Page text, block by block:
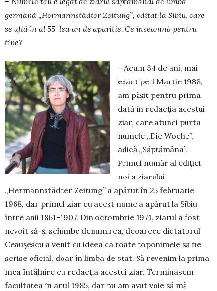
germană „Hermannstädter Zeitung”, editat la Sibiu, care
se află în al 55-lea an de apariție. Ce înseamnă pentru
tine?
– Acum 34 de ani, mai
exact pe 1 Martie 1988,
am pășit pentru prima
dată în redacția acestui
ziar, care atunci purta
numele „Die Woche”,
adică „Săptămâna”.
Primul număr al ediției
noi a ziarului
„Hermannstädter Zeitung” a apărut în 25 februarie
1968, dar primul ziar cu acest nume a apărut la Sibiu
între anii 1861-1907. Din octombrie 1971, zia­rul a fost
nevoit să-și schimbe denumirea, de­oarece dictatorul
Ceaușescu a venit cu ideea ca toate toponimele să fie
scrise oficial, doar în limba de stat. Să revenim la prima
mea întâlnire cu re­dacția acestui ziar. Terminasem
facultatea în anul 1985, dar nu am avut voie să mă